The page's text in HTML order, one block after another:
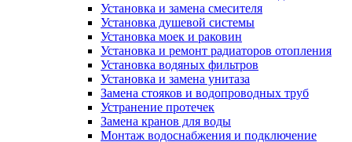
Установка и замена смесителя
Установка душевой системы
Установка моек и раковин
Установка и ремонт радиаторов отопления
Установка водяных фильтров
Установка и замена унитаза
Замена стояков и водопроводных труб
Устранение протечек
Замена кранов для воды
Монтаж водоснабжения и подключение